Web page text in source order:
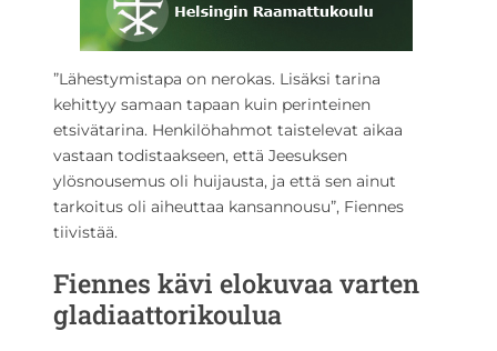
”Lähestymistapa on nerokas. Lisäksi tarina
kehittyy samaan tapaan kuin perinteinen
etsivätarina. Henkilöhahmot taistelevat aikaa
vastaan todistaakseen, että Jeesuksen
ylösnousemus oli huijausta, ja että sen ainut
tarkoitus oli aiheuttaa kansannousu”, Fiennes
tiivistää.
Fiennes kävi elokuvaa varten
gladiaattorikoulua